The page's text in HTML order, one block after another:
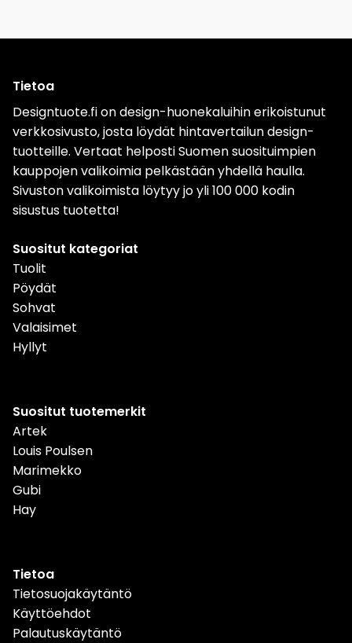
Tietoa
Designtuote.fi on design-huonekaluihin erikoistunut
verkkosivusto, josta löydät hintavertailun design-
tuotteille. Vertaat helposti Suomen suosituimpien
kauppojen valikoimia pelkästään yhdellä haulla.
Sivuston valikoimista löytyy jo yli 100 000 kodin
sisustus tuotetta!
Suositut kategoriat
Tuolit
Pöydät
Sohvat
Valaisimet
Hyllyt
Suositut tuotemerkit
Artek
Louis Poulsen
Marimekko
Gubi
Hay
Tietoa
Tietosuojakäytäntö
Käyttöehdot
Palautuskäytäntö